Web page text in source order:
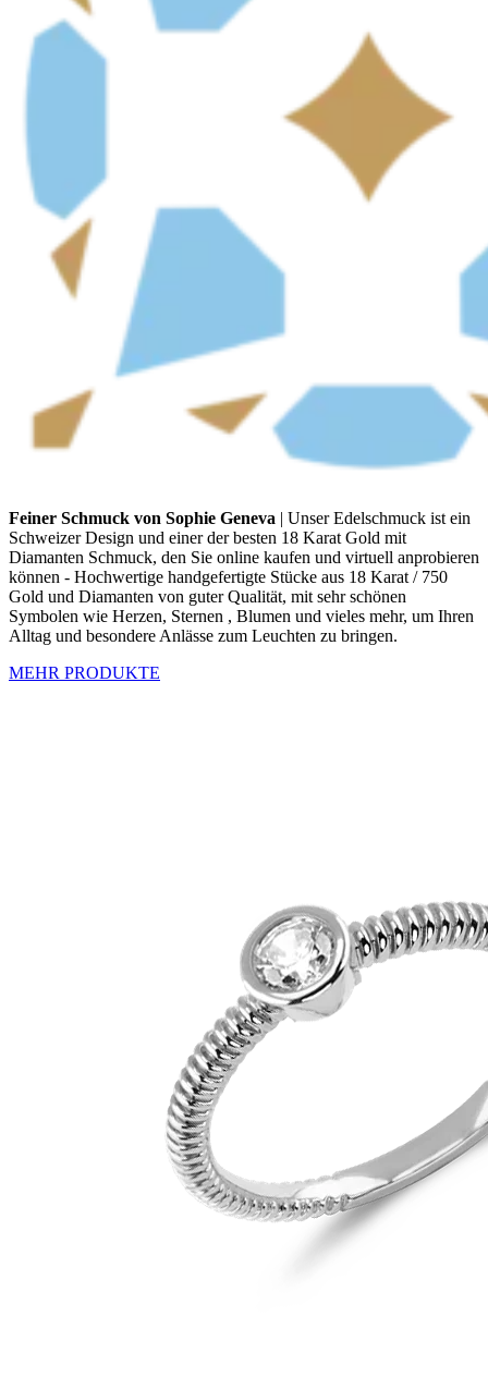
Feiner Schmuck von Sophie Geneva | Unser Edelschmuck ist ein
Schweizer Design und einer der besten 18 Karat Gold mit
Diamanten Schmuck, den Sie online kaufen und virtuell anprobieren
können - Hochwertige handgefertigte Stücke aus 18 Karat / 750
Gold und Diamanten von guter Qualität, mit sehr schönen
Symbolen wie Herzen, Sternen , Blumen und vieles mehr, um Ihren
Alltag und besondere Anlässe zum Leuchten zu bringen.
MEHR PRODUKTE